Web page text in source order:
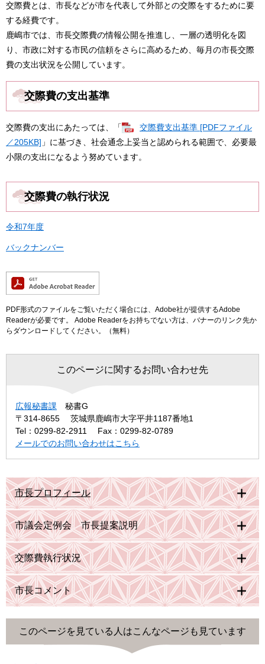
交際費とは、市長などが市を代表して外部との交際をするために要
する経費です。
鹿嶋市では、市長交際費の情報公開を推進し、一層の透明化を図
り、市政に対する市民の信頼をさらに高めるため、毎月の市長交際
費の支出状況を公開しています。
交際費の支出基準
交際費の支出にあたっては、「
交際費支出基準 [PDFファイル
／205KB] 」に基づき、社会通念上妥当と認められる範囲で、必要最
小限の支出になるよう努めています。
交際費の執行状況
令和7年度
バックナンバー
PDF形式のファイルをご覧いただく場合には、Adobe社が提供するAdobe
Readerが必要です。
Adobe Readerをお持ちでない方は、バナーのリンク先か
らダウンロードしてください。（無料）
このページに関するお問い合わせ先
広報秘書課
秘書G
〒314-8655
茨城県鹿嶋市大字平井1187番地1
Tel：0299-82-2911
Fax：0299-82-0789
メールでのお問い合わせはこちら
市長プロフィール
市議会定例会 市長提案説明
交際費執行状況
市長コメント
このページを見ている人はこんなページも見ています